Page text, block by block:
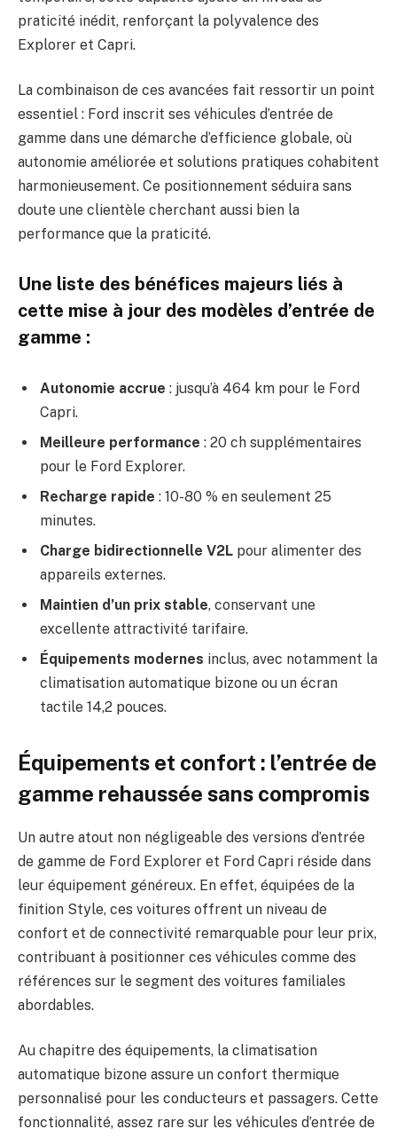
praticité inédit, renforçant la polyvalence des
Explorer et Capri.
La combinaison de ces avancées fait ressortir un point
essentiel : Ford inscrit ses véhicules d’entrée de
gamme dans une démarche d’efficience globale, où
autonomie améliorée et solutions pratiques cohabitent
harmonieusement. Ce positionnement séduira sans
doute une clientèle cherchant aussi bien la
performance que la praticité.
Une liste des bénéfices majeurs liés à
cette mise à jour des modèles d’entrée de
gamme :
Autonomie accrue : jusqu’à 464 km pour le Ford
Capri.
Meilleure performance : 20 ch supplémentaires
pour le Ford Explorer.
Recharge rapide : 10-80 % en seulement 25
minutes.
Charge bidirectionnelle V2L pour alimenter des
appareils externes.
Maintien d’un prix stable, conservant une
excellente attractivité tarifaire.
Équipements modernes inclus, avec notamment la
climatisation automatique bizone ou un écran
tactile 14,2 pouces.
Équipements et confort : l’entrée de
gamme rehaussée sans compromis
Un autre atout non négligeable des versions d’entrée
de gamme de Ford Explorer et Ford Capri réside dans
leur équipement généreux. En effet, équipées de la
finition Style, ces voitures offrent un niveau de
confort et de connectivité remarquable pour leur prix,
contribuant à positionner ces véhicules comme des
références sur le segment des voitures familiales
abordables.
Au chapitre des équipements, la climatisation
automatique bizone assure un confort thermique
personnalisé pour les conducteurs et passagers. Cette
fonctionnalité, assez rare sur les véhicules d’entrée de